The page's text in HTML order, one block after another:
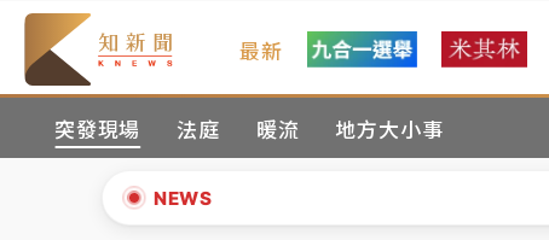
最新
突發現場 法庭 暖流 地方大小事
NEWS
中颱白海豚進逼！台北喜來登圍籬傾倒砸傷人
有片｜ 白海豚暴風圈逼近！新北淡水赫見龍捲